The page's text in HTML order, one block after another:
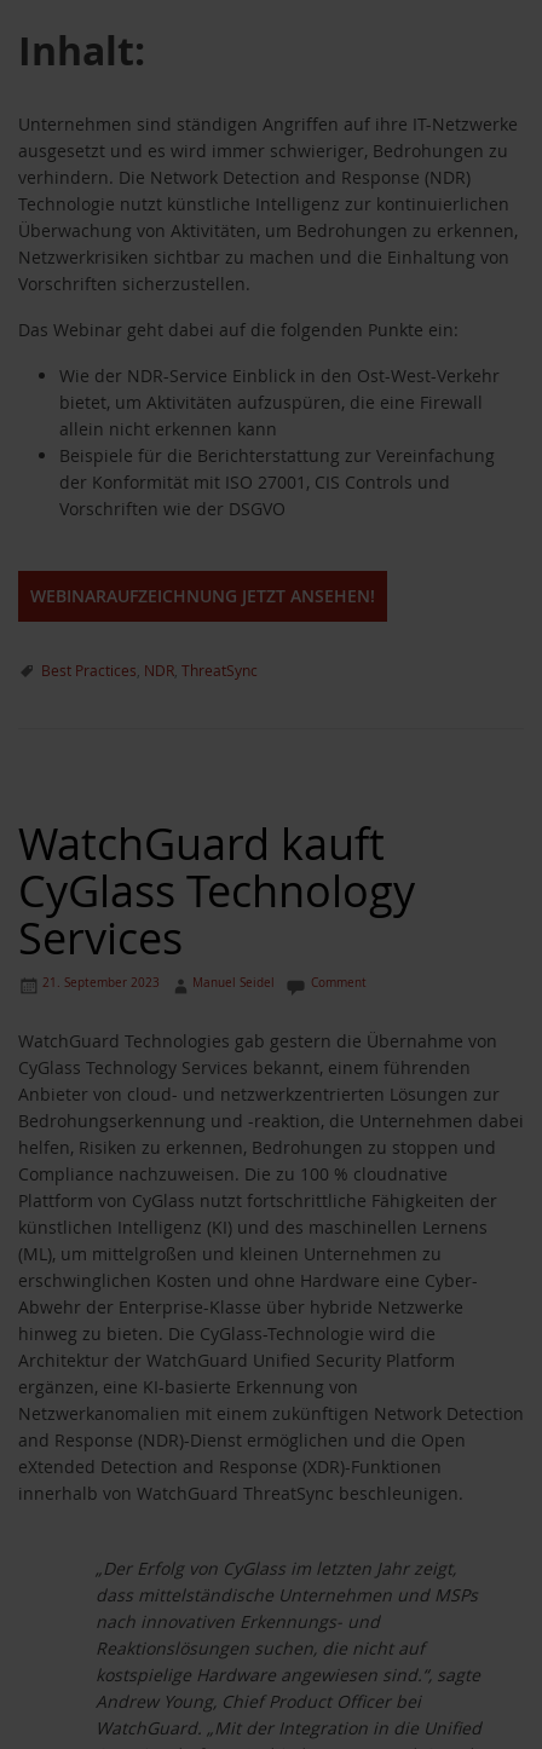
Inhalt:
Unternehmen sind ständigen Angriffen auf ihre IT-Netzwerke
ausgesetzt und es wird immer schwieriger, Bedrohungen zu
verhindern. Die Network Detection and Response (NDR)
Technologie nutzt künstliche Intelligenz zur kontinuierlichen
Überwachung von Aktivitäten, um Bedrohungen zu erkennen,
Netzwerkrisiken sichtbar zu machen und die Einhaltung von
Vorschriften sicherzustellen.
Das Webinar geht dabei auf die folgenden Punkte ein:
Wie der NDR-Service Einblick in den Ost-West-Verkehr
bietet, um Aktivitäten aufzuspüren, die eine Firewall
allein nicht erkennen kann
Beispiele für die Berichterstattung zur Vereinfachung
der Konformität mit ISO 27001, CIS Controls und
Vorschriften wie der DSGVO
WEBINARAUFZEICHNUNG JETZT ANSEHEN!
Best Practices NDR ThreatSync
WatchGuard kauft
CyGlass Technology
Services
21. September 2023 Manuel Seidel Comment
WatchGuard Technologies gab gestern die Übernahme von
CyGlass Technology Services bekannt, einem führenden
Anbieter von cloud- und netzwerkzentrierten Lösungen zur
Bedrohungserkennung und -reaktion, die Unternehmen dabei
helfen, Risiken zu erkennen, Bedrohungen zu stoppen und
Compliance nachzuweisen. Die zu 100 % cloudnative
Plattform von CyGlass nutzt fortschrittliche Fähigkeiten der
künstlichen Intelligenz (KI) und des maschinellen Lernens
(ML), um mittelgroßen und kleinen Unternehmen zu
erschwinglichen Kosten und ohne Hardware eine Cyber-
Abwehr der Enterprise-Klasse über hybride Netzwerke
hinweg zu bieten. Die CyGlass-Technologie wird die
Architektur der WatchGuard Unified Security Platform
ergänzen, eine KI-basierte Erkennung von
Netzwerkanomalien mit einem zukünftigen Network Detection
and Response (NDR)-Dienst ermöglichen und die Open
eXtended Detection and Response (XDR)-Funktionen
innerhalb von WatchGuard ThreatSync beschleunigen.
„Der Erfolg von CyGlass im letzten Jahr zeigt,
dass mittelständische Unternehmen und MSPs
nach innovativen Erkennungs- und
Reaktionslösungen suchen, die nicht auf
kostspielige Hardware angewiesen sind.“, sagte
Andrew Young, Chief Product Officer bei
WatchGuard. „Mit der Integration in die Unified